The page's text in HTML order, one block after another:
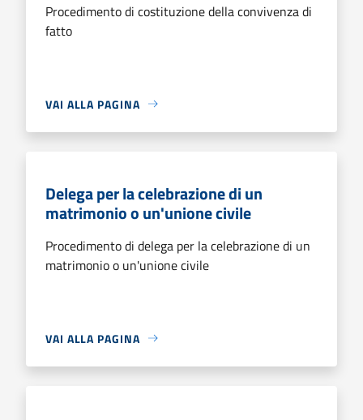
Procedimento di costituzione della convivenza di
fatto
VAI ALLA PAGINA
Delega per la celebrazione di un
matrimonio o un'unione civile
Procedimento di delega per la celebrazione di un
matrimonio o un'unione civile
VAI ALLA PAGINA